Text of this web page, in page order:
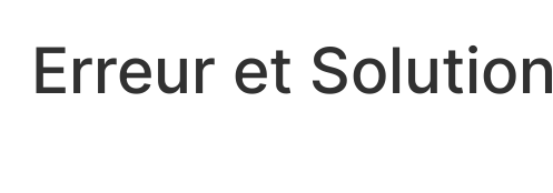
Erreur et Solution